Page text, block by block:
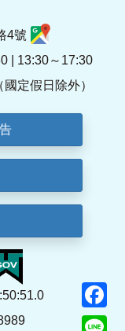
4號
| 13:30～17:30
定假日除外）